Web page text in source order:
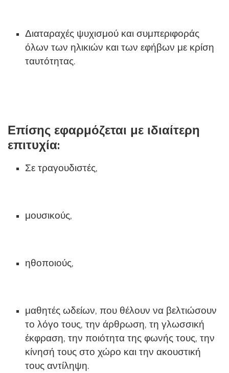
Διαταραχές ψυχισμού και συμπεριφοράς
όλων των ηλικιών και των εφήβων με κρίση
ταυτότητας.
Επίσης εφαρμόζεται με ιδιαίτερη
επιτυχία:
Σε τραγουδιστές,
μουσικούς,
ηθοποιούς,
μαθητές ωδείων, που θέλουν να βελτιώσουν
το λόγο τους, την άρθρωση, τη γλωσσική
έκφραση, την ποιότητα της φωνής τους, την
κίνησή τους στο χώρο και την ακουστική
τους αντίληψη.